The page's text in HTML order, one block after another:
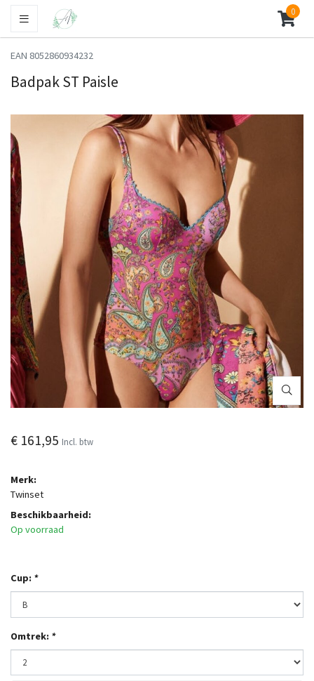
0
EAN 8052860934232
Badpak ST Paisle
€ 161,95 Incl. btw
Merk:
Twinset
Beschikbaarheid:
Op voorraad
Cup: *
Omtrek: *